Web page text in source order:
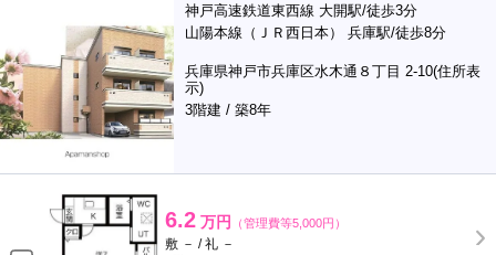
神戸高速鉄道東西線 大開駅/徒歩3分
山陽本線（ＪＲ西日本） 兵庫駅/徒歩8分
兵庫県神戸市兵庫区水木通８丁目 2-10(住所表
示)
3階建 / 築8年
6.2 万円 （管理費等5,000円）
敷 － / 礼 －